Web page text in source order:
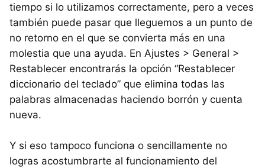
tiempo si lo utilizamos correctamente, pero a veces
también puede pasar que lleguemos a un punto de
no retorno en el que se convierta más en una
molestia que una ayuda. En Ajustes > General >
Restablecer encontrarás la opción “Restablecer
diccionario del teclado” que elimina todas las
palabras almacenadas haciendo borrón y cuenta
nueva.
Y si eso tampoco funciona o sencillamente no
logras acostumbrarte al funcionamiento del